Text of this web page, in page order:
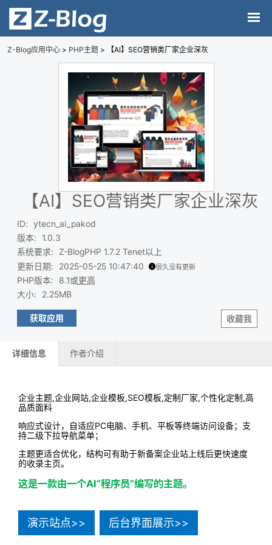
Z-Blog应用中心 > PHP主题 > 【AI】SEO营销类厂家企业深灰
【AI】SEO营销类厂家企业深灰
ID:
ytecn_ai_pakod
版本:
1.0.3
系统要求:
Z-BlogPHP 1.7.2 Tenet以上
更新日期: 2025-05-25 10:47:40 很久没有更新
PHP版本: 8.1或更高
大小: 2.25MB
收藏我
获取应用
详细信息 作者介绍
企业主题,企业网站,企业模板,SEO模板,定制厂家,个性化定制,高
品质面料
响应式设计，自适应PC电脑、手机、平板等终端访问设备；支
持二级下拉导航菜单；
主题更适合优化，结构可有助于新备案企业站上线后更快速度
的收录主页。
这是一款由一个AI“程序员”编写的主题。
演示站点>> 后台界面展示>>